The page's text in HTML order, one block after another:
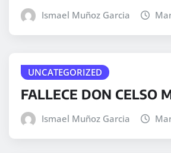
Ismael Muñoz Garcia
UNCATEGORIZED
FALLECE DON CELSO
Ismael Muñoz Garcia